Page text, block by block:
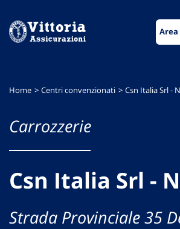
menu
contenuto
footer
Home Centri convenzionati Csn Italia Srl -
Carrozzerie
Csn Italia Srl -
Strada Provinciale 35